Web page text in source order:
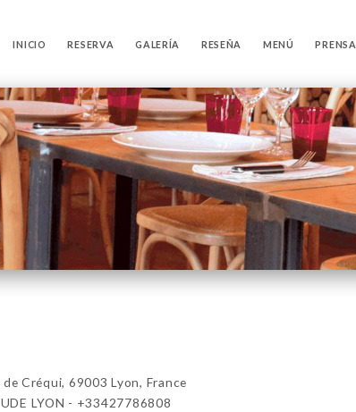
INICIO RESERVA GALERÍA RESEÑA MENÚ PRENSA
Créqui, 69003 Lyon, France
LYON - +33427786808